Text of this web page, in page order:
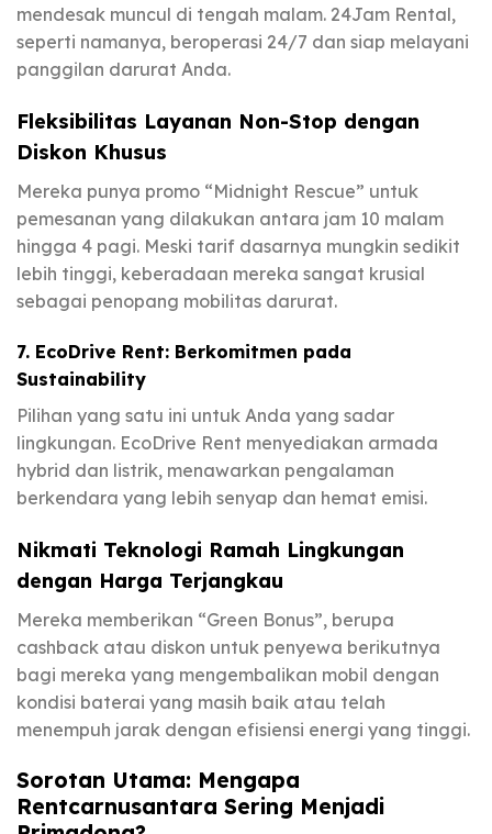
mendesak muncul di tengah malam. 24Jam Rental,
seperti namanya, beroperasi 24/7 dan siap melayani
panggilan darurat Anda.
Fleksibilitas Layanan Non-Stop dengan
Diskon Khusus
Mereka punya promo “Midnight Rescue” untuk
pemesanan yang dilakukan antara jam 10 malam
hingga 4 pagi. Meski tarif dasarnya mungkin sedikit
lebih tinggi, keberadaan mereka sangat krusial
sebagai penopang mobilitas darurat.
7. EcoDrive Rent: Berkomitmen pada
Sustainability
Pilihan yang satu ini untuk Anda yang sadar
lingkungan. EcoDrive Rent menyediakan armada
hybrid dan listrik, menawarkan pengalaman
berkendara yang lebih senyap dan hemat emisi.
Nikmati Teknologi Ramah Lingkungan
dengan Harga Terjangkau
Mereka memberikan “Green Bonus”, berupa
cashback atau diskon untuk penyewa berikutnya
bagi mereka yang mengembalikan mobil dengan
kondisi baterai yang masih baik atau telah
menempuh jarak dengan efisiensi energi yang tinggi.
Sorotan Utama: Mengapa
Rentcarnusantara Sering Menjadi